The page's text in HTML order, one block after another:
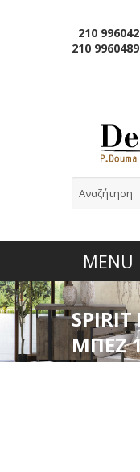
210
210 9960489
ΜΠΕΖ